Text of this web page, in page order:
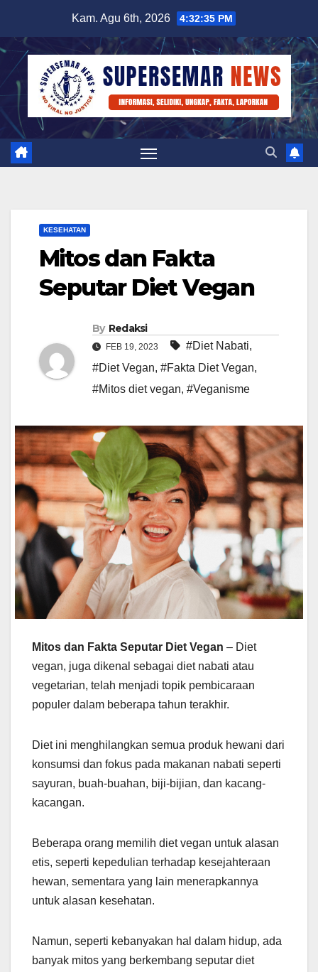
content
Kam. Agu 6th, 2026 4:32:36 PM
KESEHATAN
Mitos dan Fakta
Seputar Diet Vegan
By Redaksi
FEB 19, 2023 #Diet Nabati,
#Diet Vegan, #Fakta Diet Vegan,
#Mitos diet vegan, #Veganisme
Mitos dan Fakta Seputar Diet Vegan – Diet
vegan, juga dikenal sebagai diet nabati atau
vegetarian, telah menjadi topik pembicaraan
populer dalam beberapa tahun terakhir.
Diet ini menghilangkan semua produk hewani dari
konsumsi dan fokus pada makanan nabati seperti
sayuran, buah-buahan, biji-bijian, dan kacang-
kacangan.
Beberapa orang memilih diet vegan untuk alasan
etis, seperti kepedulian terhadap kesejahteraan
hewan, sementara yang lain menerapkannya
untuk alasan kesehatan.
Namun, seperti kebanyakan hal dalam hidup, ada
banyak mitos yang berkembang seputar diet